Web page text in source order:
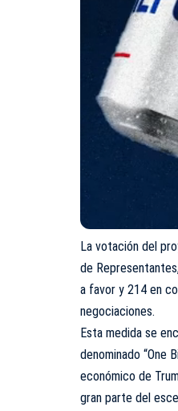
La votación del
de
a favor y 214 en
negociaciones.
Esta medida se
denominado “One
económico de
gran parte del